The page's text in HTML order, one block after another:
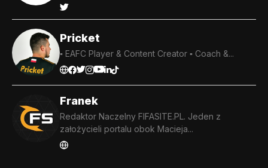
Pricket
▪️ EAFC Player & Content Creator ▪️ Coach &...
Franek
Redaktor Naczelny FIFASITE.PL. Jeden z
założycieli portalu obok Macieja...